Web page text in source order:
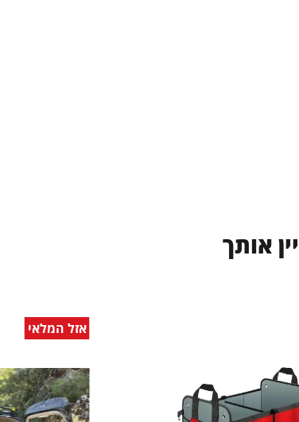
יין אותך